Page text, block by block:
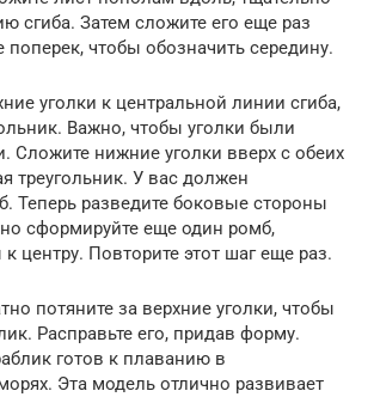
сгиба. Затем сложите его еще раз
чтобы обозначить середину.
уголки к центральной линии сгиба,
Важно, чтобы уголки были
Сложите нижние уголки вверх с обеих
треугольник. У вас должен
Теперь разведите боковые стороны
сформируйте еще один ромб,
центру. Повторите этот шаг еще раз.
потяните за верхние уголки, чтобы
Расправьте его, придав форму.
готов к плаванию в
Эта модель отлично развивает